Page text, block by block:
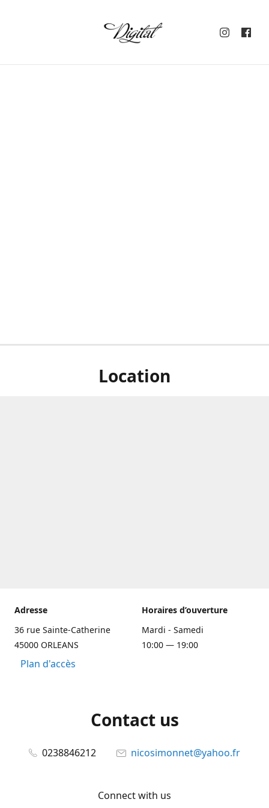
Location
Adresse
36 rue Sainte-Catherine
45000 ORLEANS
Plan d'accès
Horaires d’ouverture
Mardi - Samedi
10:00 — 19:00
Contact us
0238846212 nicosimonnet@yahoo.fr
Connect with us